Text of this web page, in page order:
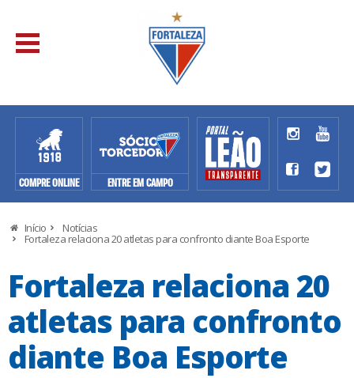
COMPRE ONLINE ENTRE EM CAMPO
Início Notícias
Fortaleza relaciona 20 atletas para confronto diante Boa Esporte
Fortaleza relaciona 20
atletas para confronto
diante Boa Esporte